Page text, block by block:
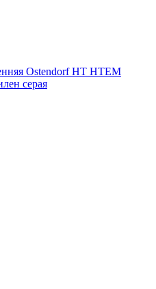
Ostendorf HT HTEM
серая